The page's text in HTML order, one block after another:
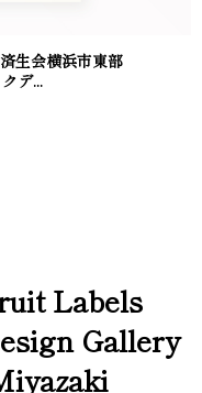
生会横浜市東部
デ...
Labels
Gallery